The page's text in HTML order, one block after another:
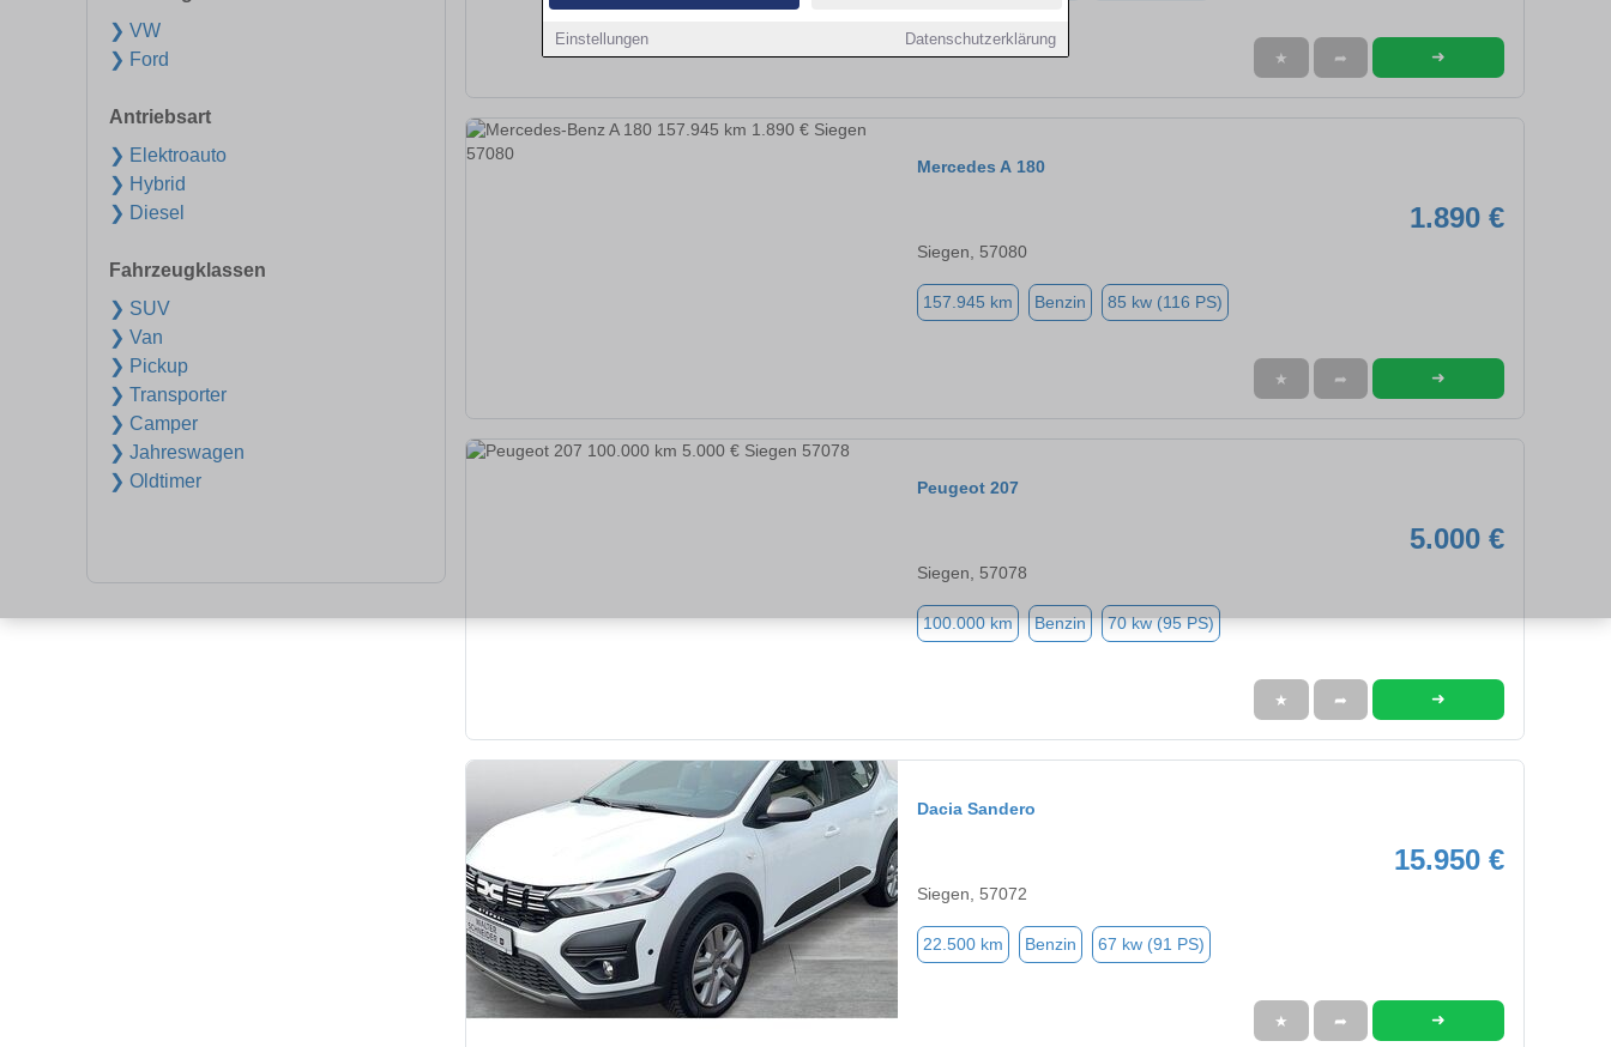
Einstellungen Datenschutzerklärung
❯ VW
❯ Ford
Antriebsart
❯ Elektroauto
❯ Hybrid
❯ Diesel
Fahrzeugklassen
❯ SUV
❯ Van
❯ Pickup
❯ Transporter
❯ Camper
❯ Jahreswagen
❯ Oldtimer
★ ➦ ➜
Mercedes A 180
1.890 €
Siegen, 57080
157.945 km Benzin 85 kw (116 PS)
★ ➦ ➜
Peugeot 207
5.000 €
Siegen, 57078
100.000 km Benzin 70 kw (95 PS)
★ ➦ ➜
Dacia Sandero
15.950 €
Siegen, 57072
22.500 km Benzin 67 kw (91 PS)
★ ➦ ➜